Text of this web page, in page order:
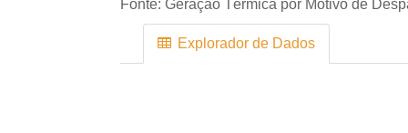
Fonte: Geração Térmica por Motivo de
Explorador de Dados